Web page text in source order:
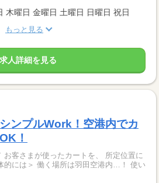
木曜日 金曜日 土曜日 日曜日 祝日
もっと見る
求人詳細を見る
ンプルWork！空港内でカ
！
お客さまが使ったカートを、 所定位置に